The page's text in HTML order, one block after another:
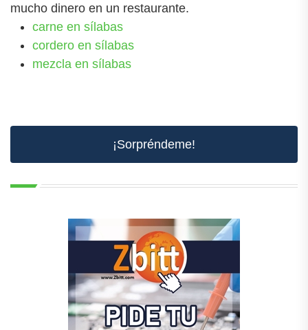
mucho dinero en un restaurante.
carne en sílabas
cordero en sílabas
mezcla en sílabas
¡Sorpréndeme!